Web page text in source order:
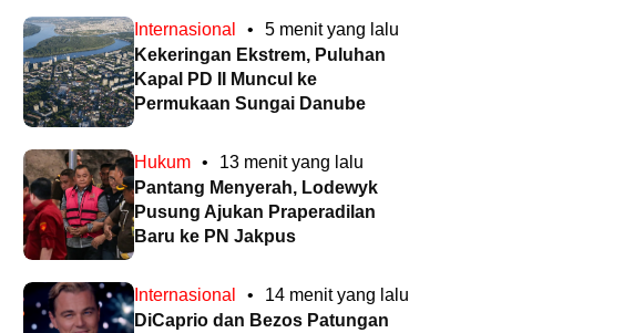
Internasional •
5 menit yang lalu
Kekeringan Ekstrem, Puluhan
Kapal PD II Muncul ke
Permukaan Sungai Danube
Hukum •
13 menit yang lalu
Pantang Menyerah, Lodewyk
Pusung Ajukan Praperadilan
Baru ke PN Jakpus
Internasional •
14 menit yang lalu
DiCaprio dan Bezos Patungan